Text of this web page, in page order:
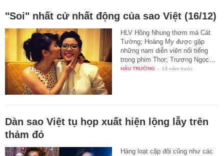
"Soi" nhất cử nhất động của sao Việt (16/12)
HLV Hồng Nhung thơm má Cát
Tường; Hoàng My được gặp
những nam diễn viên nổi tiếng
trong phim Thor; Trương Ngọc…
HẬU TRƯỜNG - 13 năm trước
Dàn sao Việt tụ họp xuất hiện lộng lẫy trên
thảm đỏ
Hàng loạt cặp đôi cũng như các